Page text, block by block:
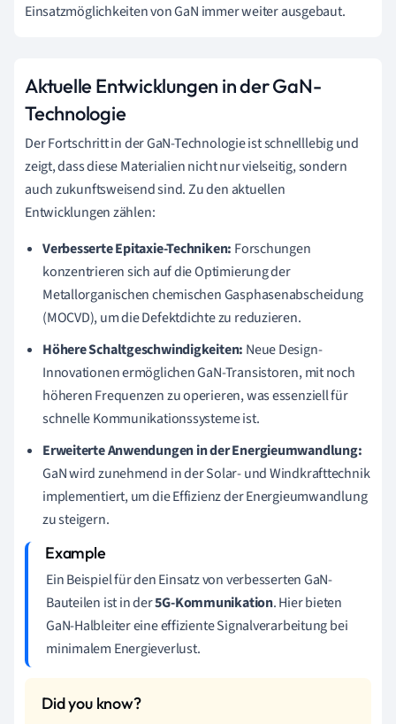
Einsatzmöglichkeiten von GaN immer weiter ausgebaut.
Aktuelle Entwicklungen in der GaN-
Technologie
Der Fortschritt in der GaN-Technologie ist schnelllebig und
zeigt, dass diese Materialien nicht nur vielseitig, sondern
auch zukunftsweisend sind. Zu den aktuellen
Entwicklungen zählen:
Verbesserte Epitaxie-Techniken: Forschungen
konzentrieren sich auf die Optimierung der
Metallorganischen chemischen Gasphasenabscheidung
(MOCVD), um die Defektdichte zu reduzieren.
Höhere Schaltgeschwindigkeiten: Neue Design-
Innovationen ermöglichen GaN-Transistoren, mit noch
höheren Frequenzen zu operieren, was essenziell für
schnelle Kommunikationssysteme ist.
Erweiterte Anwendungen in der Energieumwandlung:
GaN wird zunehmend in der Solar- und Windkrafttechnik
implementiert, um die Effizienz der Energieumwandlung
zu steigern.
Ein Beispiel für den Einsatz von verbesserten GaN-
Bauteilen ist in der5G-Kommunikation. Hier bieten
GaN-Halbleiter eine effiziente Signalverarbeitung bei
minimalem Energieverlust.